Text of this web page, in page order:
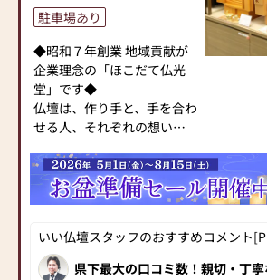
墓石の建立・修理等の相談
軽にご相談ください。
◎仏壇はお墓とセットで本
体価格がさらに値引きとな
ります。
┌─┐
│＊│ ご進物の準備にも
便利
進物用線香のほか、お香や
キャンドルなど、プチギフト
にぴったりの商品もたくさ
テージタイプなど多くのモ
ます。全国の有名仏壇メーカ
ーのお仏壇を幅広く扱って
いるので、店頭にない商品も
カタログからお選びいただ
き、取り寄せて現物を確認可
能です。また、モダン仏壇に
合うお位牌のご用意もござ
います。その他、念珠・線
香・ローソク等も豊富に取
り揃えております。
■安心のアフターサービス
駐車場あり
◆昭和７年創業 地域貢献が
企業理念の「ほこだて仏光
堂」です◆
仏壇は、作り手と、手を合わ
せる人、それぞれの想いが
ほこだて仏光堂は、「心」
を大切に、頼れるお仏壇店
を目指しています。
◆仏壇展示本数は１００本
以上◆
いい仏壇スタッフのおすすめコメント
県下最大の口コミ数！親切・丁